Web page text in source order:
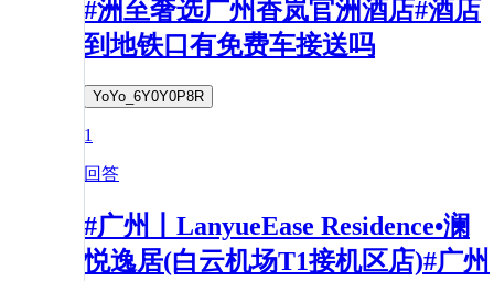
#洲至奢选广州香岚官洲酒店#酒店
到地铁口有免费车接送吗
YoYo_6Y0Y0P8R
1
回答
#广州丨LanyueEase Residence•澜
悦逸居(白云机场T1接机区店)#广州